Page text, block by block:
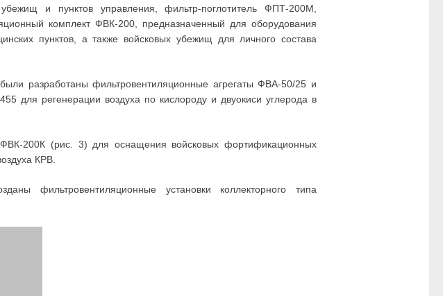
и пунктов управления, фильтр-поглотитель ФПТ-200М,
комплект ФВК-200, предназначенный для оборудования
пунктов, а также войсковых убежищ для личного состава
разработаны фильтровентиляционные агрегаты ФВА-50/25 и
для регенерации воздуха по кислороду и двуокиси углерода в
200К (рис. 3) для оснащения войсковых фортификационных
КРВ.
фильтровентиляционные установки коллекторного типа